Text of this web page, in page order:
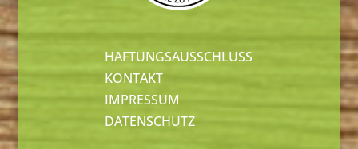
HAFTUNGSAUSSCHLUSS
KONTAKT
IMPRESSUM
DATENSCHUTZ